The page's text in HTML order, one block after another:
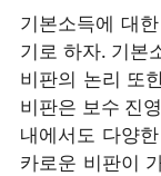
기본소득에 대
기로 하자. 기본
비판의 논리 또
비판은 보수 진
내에서도 다양
카로운 비판이